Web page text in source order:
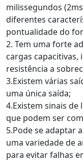
milissegundos
diferentes
pontualidade do
2. Tem uma forte
cargas
resistência a
3.Existem várias
uma única saída;
4.Existem sinais
que podem ser
5.Pode se adaptar
uma variedade de
para evitar falhas